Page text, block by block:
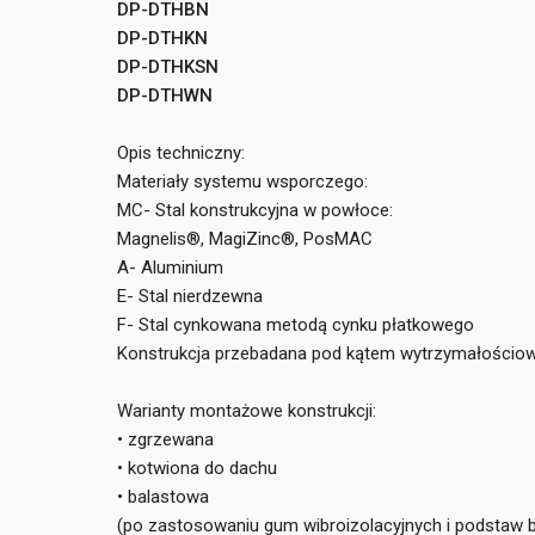
DP-DTHBN
DP-DTHKN
DP-DTHKSN
DP-DTHWN
Opis techniczny:
Materiały systemu wsporczego:
MC- Stal konstrukcyjna w powłoce:
Magnelis®, MagiZinc®, PosMAC
A- Aluminium
E- Stal nierdzewna
F- Stal cynkowana metodą cynku płatkowego
Konstrukcja przebadana pod kątem
Warianty montażowe konstrukcji:
• zgrzewana
• kotwiona do dachu
• balastowa
(po zastosowaniu gum wibroizolacyjnych i podstaw